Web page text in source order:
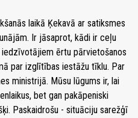
laikā Ķekavā ar satiksmes
Ir jāsaprot, kādi ir ceļu
ērtu pārvietošanos
par izglītības iestāžu tīklu. Par
ministrijā. Mūsu lūgums ir, lai
bet gan pakāpeniski
Paskaidrošu - situāciju sarežģī